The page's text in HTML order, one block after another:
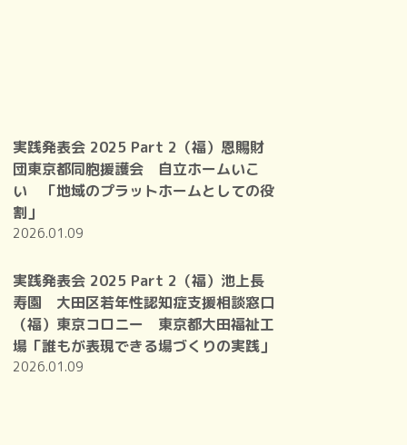
実践発表会 2025 Part 2（福）恩賜財
団東京都同胞援護会 自立ホームいこ
い 「地域のプラットホームとしての役
割」
2026.01.09
実践発表会 2025 Part 2（福）池上長
寿園 大田区若年性認知症支援相談窓口
（福）東京コロニー 東京都大田福祉工
場「誰もが表現できる場づくりの実践」
2026.01.09